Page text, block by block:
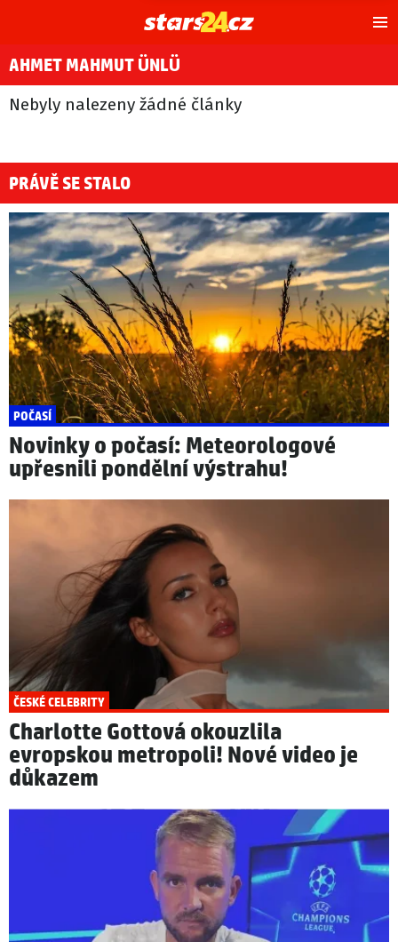
AHMET MAHMUT ÜNLÜ
Nebyly nalezeny žádné články
PRÁVĚ SE STALO
POČASÍ
Novinky o počasí: Meteorologové
upřesnili pondělní výstrahu!
ČESKÉ CELEBRITY
Charlotte Gottová okouzlila
evropskou metropoli! Nové video je
důkazem